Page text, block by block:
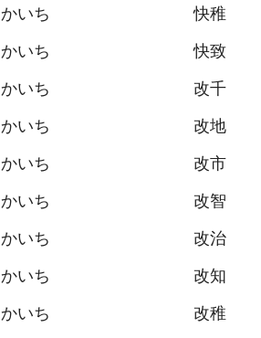
かいち 快稚
かいち 快致
かいち 改千
かいち 改地
かいち 改市
かいち 改智
かいち 改治
かいち 改知
かいち 改稚